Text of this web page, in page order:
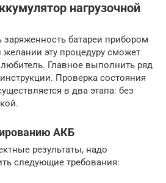
нагрузочной
батареи прибором
эту процедуру сможет
Главное выполнить ряд
Проверка состояния
в два этапа: без
АКБ
результаты, надо
следующие требования: